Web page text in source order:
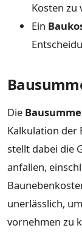
Kosten zu
Ein
Die Bausumme
Kalkulation der
stellt dabei die
anfallen,
unerlässlich,
vornehmen zu